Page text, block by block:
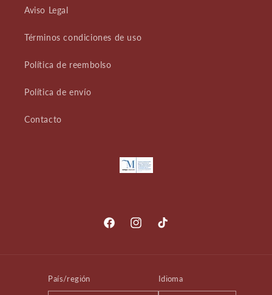
Aviso Legal
Términos condiciones de uso
Política de reembolso
Política de envío
Contacto
FacebookInstagramTikTok
País/región Idioma